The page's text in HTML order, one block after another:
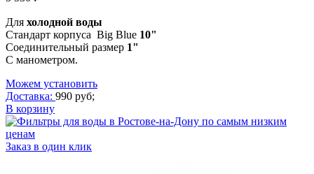
Для холодной воды
Стандарт корпуса Big Blue 10"
Соединительный размер 1"
С манометром.
Можем установить
Доставка: 990 руб;
В корзину
Заказ в один клик